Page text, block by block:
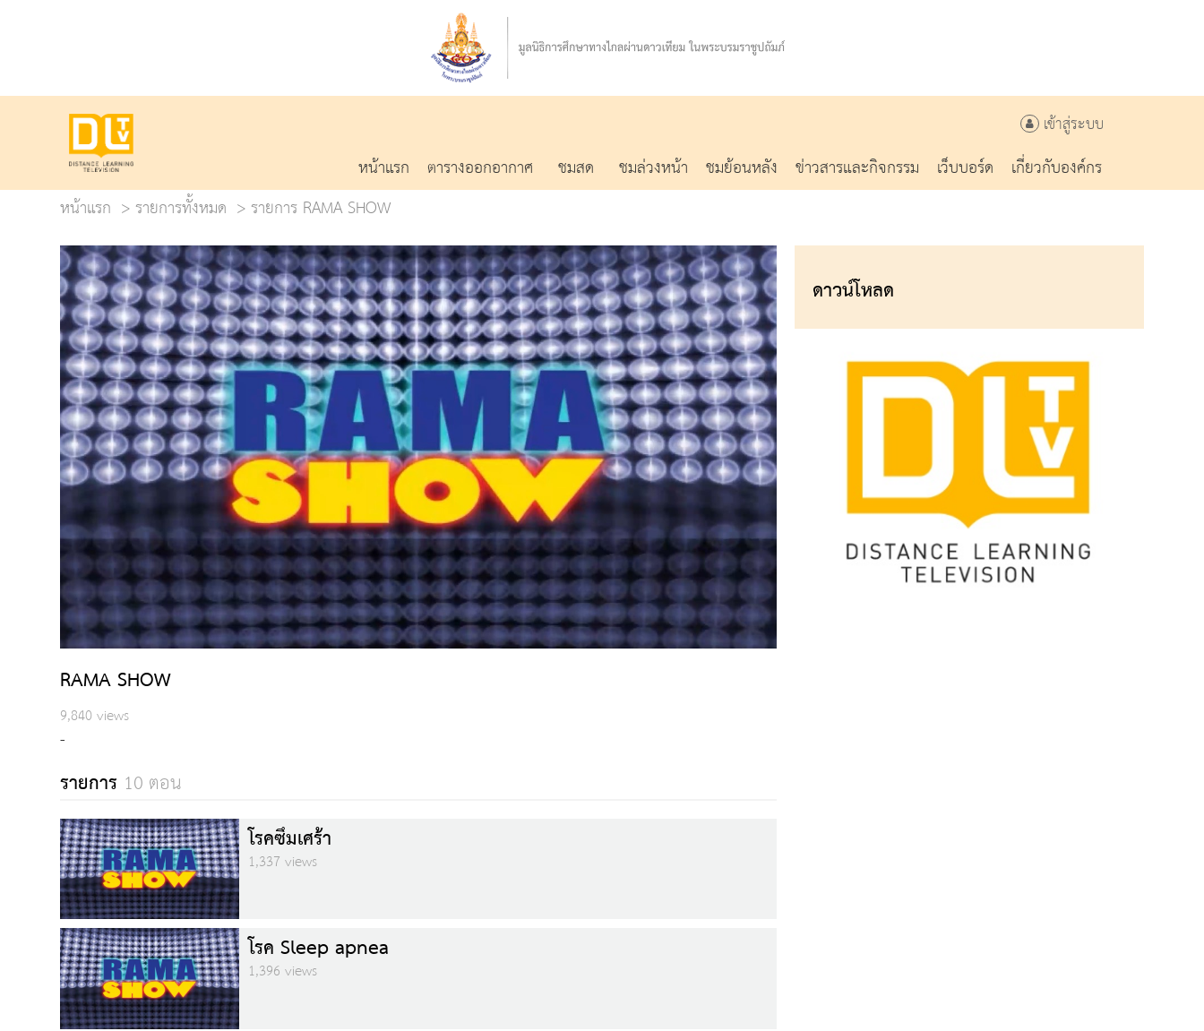
เข้าสู่ระบบ
หน้าแรก ตารางออกอากาศ ชมสด ชมล่วงหน้า ชมย้อนหลัง ข่าวสารและกิจกรรม เว็บบอร์ด
เกี่ยวกับองค์กร
หน้าแรก
รายการทั้งหมด รายการ RAMA SHOW
RAMA SHOW
9,840 views
-
รายการ 10 ตอน
โรคซึมเศร้า
1,337 views
โรค Sleep apnea
1,396 views
ดาวน์โหลด